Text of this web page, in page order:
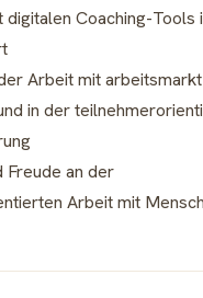
digitalen Coaching-Tools
Arbeit mit
in der
Freude an der
Arbeit mit